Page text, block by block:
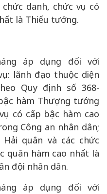
danh, chức vụ có
là Thiếu tướng.
áp dụng đối với
lãnh đạo thuộc diện
Quy định số 368-
hàm Thượng tướng
có cấp bậc hàm cao
Công an nhân dân;
quân và các chức
quân hàm cao nhất là
đội nhân dân.
áp dụng đối với